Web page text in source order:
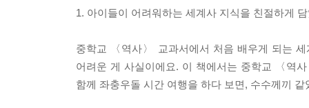
1. 아이들이 어려워하는 세계사 지식을 친절하게
중학교 〈역사〉 교과서에서 처음 배우게 되는
어려운 게 사실이에요. 이 책에서는 중학교 〈역
함께 좌충우돌 시간 여행을 하다 보면, 수수께끼